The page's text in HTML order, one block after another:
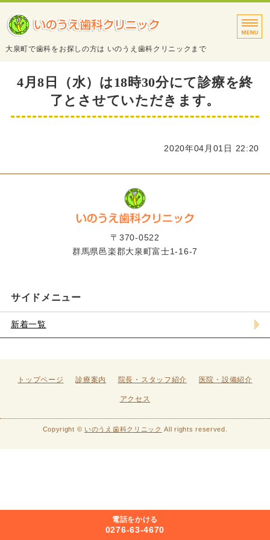
タイトルサンプル
大泉町で歯科をお探しの方は いのうえ歯科クリニックまで
トップページ
4月8日（水）は18時30分にて診療を終
了とさせていただきます。
2020年04月01日 22:20
〒370-0522
群馬県邑楽郡大泉町富士1-16-7
電話をかける
0276-63-4670
サイドメニュー
新着一覧
トップページ 診療案内 院長・スタッフ紹介 医院・設備紹介
アクセス
Copyright © いのうえ歯科クリニック All rights reserved.